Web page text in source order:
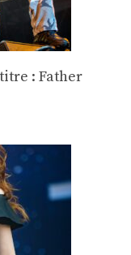
: Father